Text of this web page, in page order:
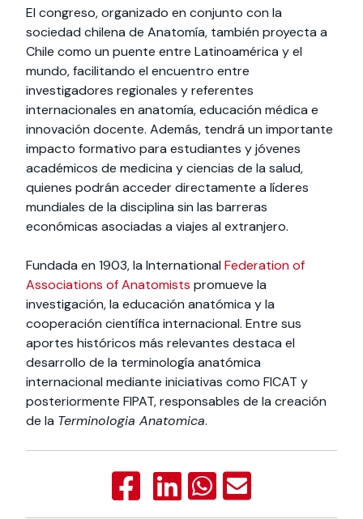
El congreso, organizado en conjunto con la
sociedad chilena de Anatomía, también proyecta a
Chile como un puente entre Latinoamérica y el
mundo, facilitando el encuentro entre
investigadores regionales y referentes
internacionales en anatomía, educación médica e
innovación docente. Además, tendrá un importante
impacto formativo para estudiantes y jóvenes
académicos de medicina y ciencias de la salud,
quienes podrán acceder directamente a líderes
mundiales de la disciplina sin las barreras
económicas asociadas a viajes al extranjero.
Fundada en 1903, la International Federation of
Associations of Anatomists promueve la
investigación, la educación anatómica y la
cooperación científica internacional. Entre sus
aportes históricos más relevantes destaca el
desarrollo de la terminología anatómica
internacional mediante iniciativas como FICAT y
posteriormente FIPAT, responsables de la creación
de la Terminologia Anatomica.